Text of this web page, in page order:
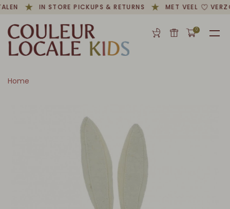
IN STORE PICKUPS & RETURNS MET VEEL
0
Home